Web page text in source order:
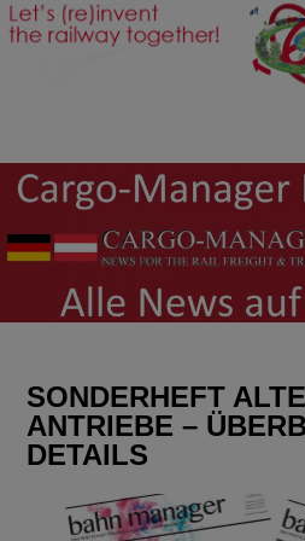
SONDERHEFT
ANTRIEBE –
DETAILS